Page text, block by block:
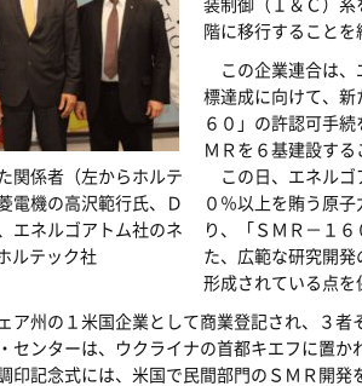
関係者（左からホルテ
電機の高沢範行氏、Ｄ
エネルゴアトム社のネ
ルテック社
階に移行することを
この企業連合は、
標達成に向けて、新
６０」の許認可手
ＭＲを６基建設する
この日、エネルゴ
０％以上を賄う原
り、「ＳＭＲ－１
た、広範な研究開
形成されている点を
ア州の１米国企業として商業登記され、３
センターは、ウクライナの首都キエフに置か
印記念式には、米国で民間部門のＳＭＲ開